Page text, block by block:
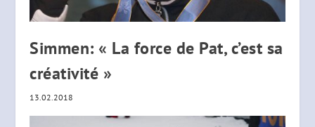
Simmen: « La force de Pat, c’est sa
créativité »
13.02.2018